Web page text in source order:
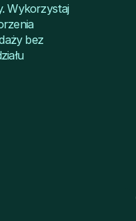
Wykorzystaj
bez